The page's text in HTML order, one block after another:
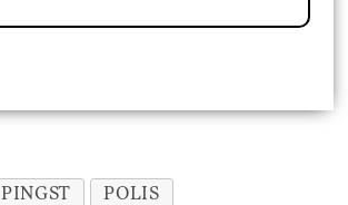
PINGST POLIS